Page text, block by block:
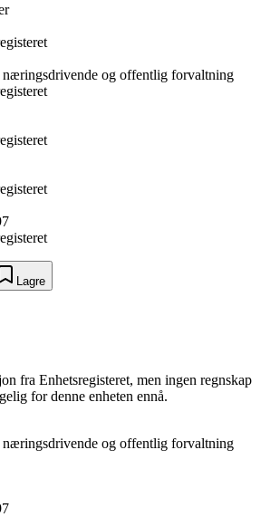
næringsdrivende og offentlig forvaltning
Lagre
fra Enhetsregisteret, men ingen regnskap
for denne enheten ennå.
næringsdrivende og offentlig forvaltning